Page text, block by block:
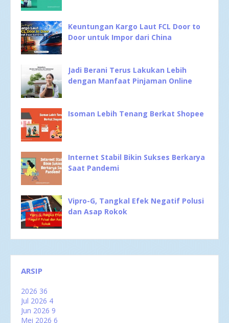
Keuntungan Kargo Laut FCL Door to
Door untuk Impor dari China
Jadi Berani Terus Lakukan Lebih
dengan Manfaat Pinjaman Online
Isoman Lebih Tenang Berkat Shopee
Internet Stabil Bikin Sukses Berkarya
Saat Pandemi
Vipro-G, Tangkal Efek Negatif Polusi
dan Asap Rokok
ARSIP
2026 36
Jul 2026 4
Jun 2026 9
Mei 2026 6